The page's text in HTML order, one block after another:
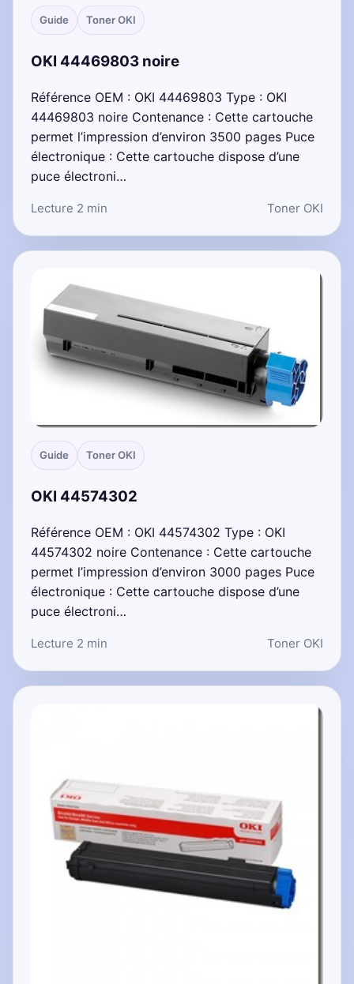
Guide Toner OKI
OKI 44469803 noire
Référence OEM : OKI 44469803 Type : OKI
44469803 noire Contenance : Cette cartouche
permet l’impression d’environ 3500 pages Puce
électronique : Cette cartouche dispose d’une
puce électroni…
Lecture 2 min Toner OKI
Guide Toner OKI
OKI 44574302
Référence OEM : OKI 44574302 Type : OKI
44574302 noire Contenance : Cette cartouche
permet l’impression d’environ 3000 pages Puce
électronique : Cette cartouche dispose d’une
puce électroni…
Lecture 2 min Toner OKI